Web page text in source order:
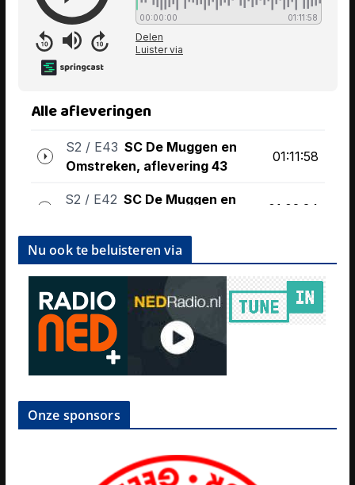
Nu ook te beluisteren via
Onze sponsors